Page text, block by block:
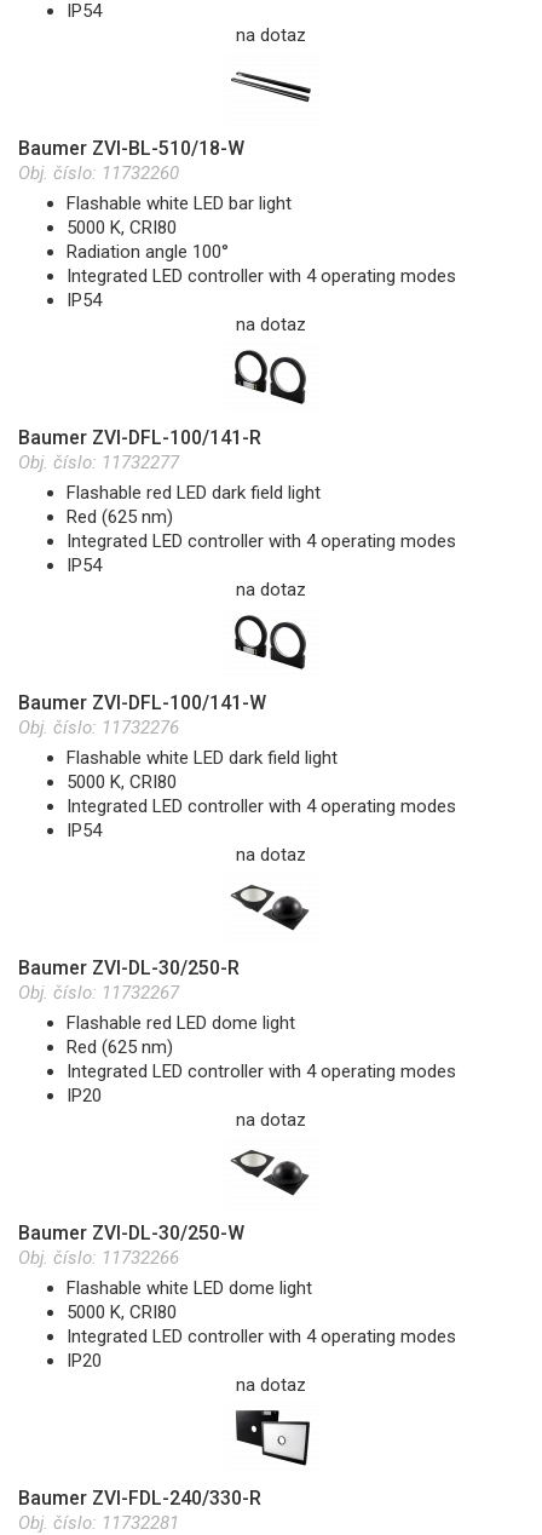
IP54
na dotaz
Baumer ZVI-BL-510/18-W
Obj. číslo: 11732260
Flashable white LED bar light
5000 K, CRI80
Radiation angle 100°
Integrated LED controller with 4 operating modes
IP54
na dotaz
Baumer ZVI-DFL-100/141-R
Obj. číslo: 11732277
Flashable red LED dark field light
Red (625 nm)
Integrated LED controller with 4 operating modes
IP54
na dotaz
Baumer ZVI-DFL-100/141-W
Obj. číslo: 11732276
Flashable white LED dark field light
5000 K, CRI80
Integrated LED controller with 4 operating modes
IP54
na dotaz
Baumer ZVI-DL-30/250-R
Obj. číslo: 11732267
Flashable red LED dome light
Red (625 nm)
Integrated LED controller with 4 operating modes
IP20
na dotaz
Baumer ZVI-DL-30/250-W
Obj. číslo: 11732266
Flashable white LED dome light
5000 K, CRI80
Integrated LED controller with 4 operating modes
IP20
na dotaz
Baumer ZVI-FDL-240/330-R
Obj. číslo: 11732281